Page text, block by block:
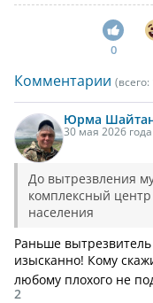
0
Комментарии (всего:
Юрма
30 мая 2026
До вытрезвления
комплексный
населения
Раньше
изысканно! Кому
любому плохого не
2